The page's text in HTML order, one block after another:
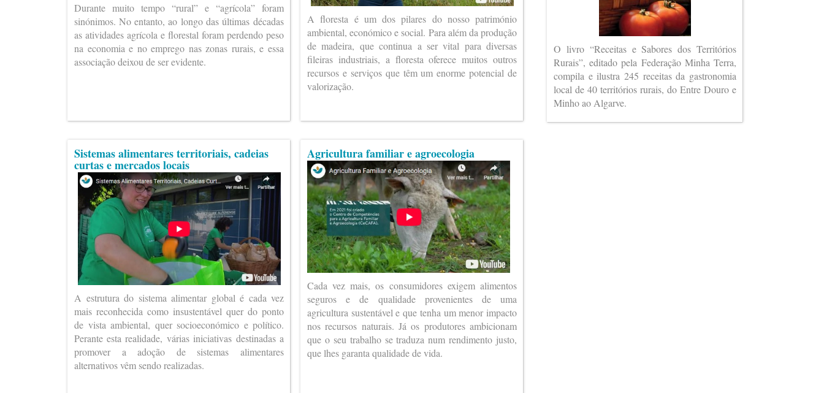
Durante muito tempo “rural” e “agrícola” foram
sinónimos. No entanto, ao longo das últimas décadas
as atividades agrícola e florestal foram perdendo peso
na economia e no emprego nas zonas rurais, e essa
associação deixou de ser evidente.
Sistemas alimentares territoriais, cadeias
curtas e mercados locais
A estrutura do sistema alimentar global é cada vez
mais reconhecida como insustentável quer do ponto
de vista ambiental, quer socioeconómico e político.
Perante esta realidade, várias iniciativas destinadas a
promover a adoção de sistemas alimentares
alternativos vêm sendo realizadas.
A floresta é um dos pilares do nosso património
ambiental, económico e social. Para além da produção
de madeira, que continua a ser vital para diversas
fileiras industriais, a floresta oferece muitos outros
recursos e serviços que têm um enorme potencial de
valorização.
Agricultura familiar e agroecologia
Cada vez mais, os consumidores exigem alimentos
seguros e de qualidade provenientes de uma
agricultura sustentável e que tenha um menor impacto
nos recursos naturais. Já os produtores ambicionam
que o seu trabalho se traduza num rendimento justo,
que lhes garanta qualidade de vida.
O livro “Receitas e Sabores dos Territórios
Rurais”, editado pela Federação Minha Terra,
compila e ilustra 245 receitas da gastronomia
local de 40 territórios rurais, do Entre Douro e
Minho ao Algarve.